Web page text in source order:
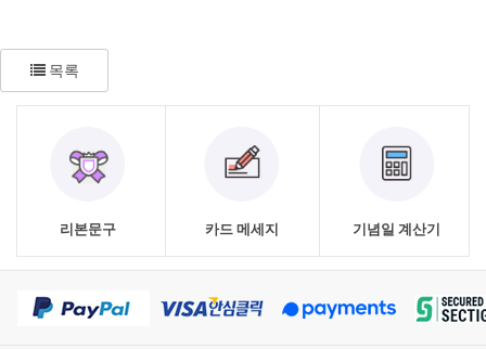
목록
리본문구 카드 메세지 기념일 계산기